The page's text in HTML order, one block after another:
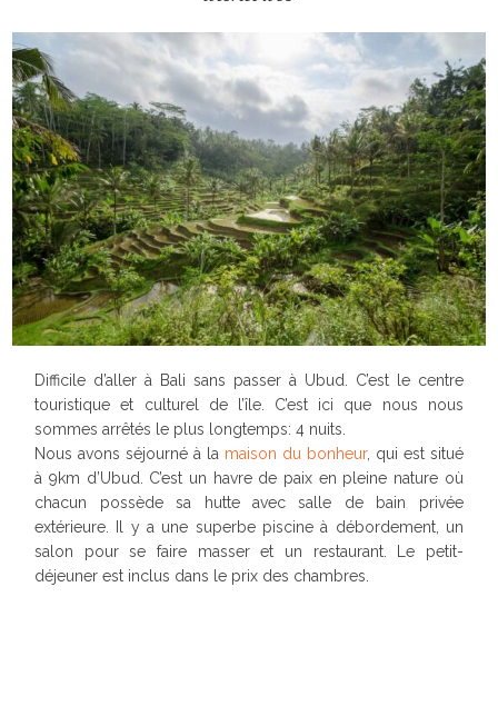
Difficile d’aller à Bali sans passer à Ubud. C’est le centre
touristique et culturel de l’île. C’est ici que nous nous
sommes arrêtés le plus longtemps: 4 nuits.
Nous avons séjourné à la maison du bonheur, qui est situé
à 9km d’Ubud. C’est un havre de paix en pleine nature où
chacun possède sa hutte avec salle de bain privée
extérieure. Il y a une superbe piscine à débordement, un
salon pour se faire masser et un restaurant. Le petit-
déjeuner est inclus dans le prix des chambres.